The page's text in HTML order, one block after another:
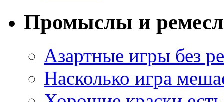
Промыслы и
Азартные игры без
Насколько игра